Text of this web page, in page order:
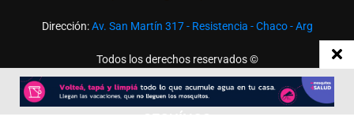
Dirección:Av. San Martín 317 - Resistencia - Chaco - Arg
Todos los derechos reservados ©
SEGUÍNOS